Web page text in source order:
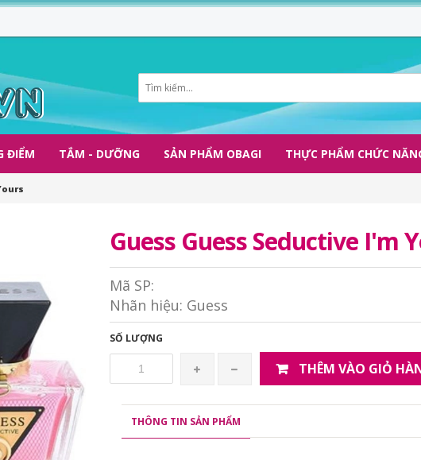
ĐIỂM TẮM - DƯỠNG SẢN PHẨM OBAGI THỰC PHẨM CHỨC
Guess Guess Seductive I'm
Mã SP:
Nhãn hiệu: Guess
SỐ LƯỢNG
THÊM VÀO GIỎ
THÔNG TIN SẢN PHẨM